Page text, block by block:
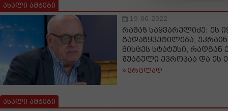
ახალი ამბები
19-06-2022
რამაზ საყვარელიძე: ეს
გადაწყვეტილება,
მისცეს სტატუსი, რადგან
შუაგული ევროპაა და ეს
ვრცლად
ახალი ამბები